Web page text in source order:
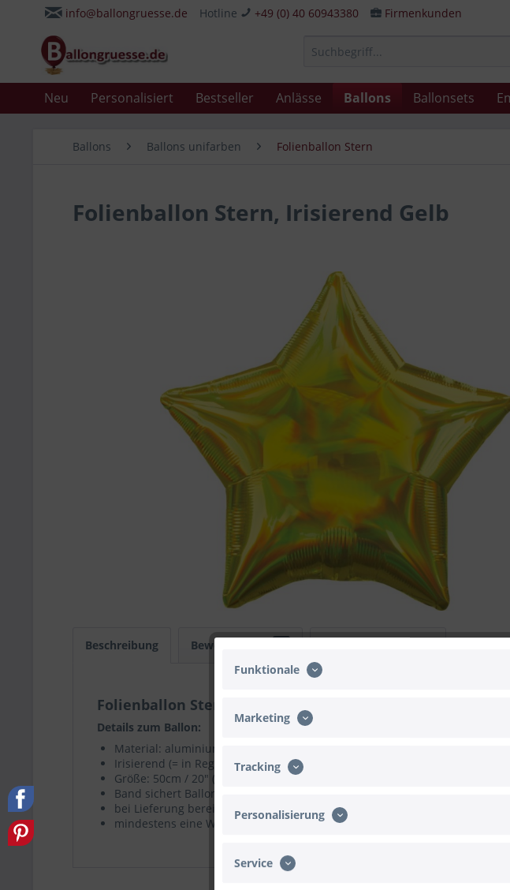
info@ballongruesse.de Hotline +49 (0) 40 60943380 Firmenkunden
Neu Personalisiert Bestseller Anlässe Ballons Ballonsets
Ballons Ballons unifarben Folienballon Stern
Folienballon Stern, Irisierend Gelb
Beschreibung Bewertungen
Folienballon Stern, Irisierend Gelb
Details zum Ballon:
Material: aluminiumbeschichtete Nylon-Folie
Irisierend (= in Regenbogenfarben schimmernd)
Größe: 50cm / 20" (mit Helium etwas kleiner)
Band sichert Ballon vor dem Wegfliegen
bei Lieferung bereits heliumgefüllt
mindestens eine Woche Schwebezeit
Funktionale
Marketing
Tracking
Personalisierung
Service